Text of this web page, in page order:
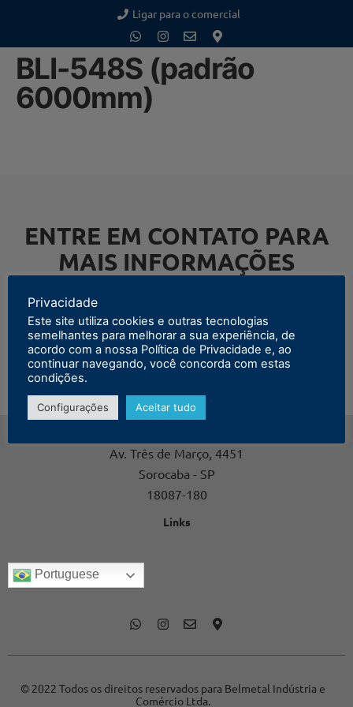
Ligar para o comercial
BLI-548S (padrão
6000mm)
ENTRE EM CONTATO PARA
MAIS INFORMAÇÕES
ENTRAR EM CONTATO
Av. Três de Março, 4451
Sorocaba - SP
18087-180
Links
Portuguese
© 2022 Todos os direitos reservados para Belmetal Indústria e
Comércio Ltda.
Privacidade
Este site utiliza cookies e outras tecnologias
semelhantes para melhorar a sua experiência, de
acordo com a nossa Política de Privacidade e, ao
continuar navegando, você concorda com estas
condições.
Configurações Aceitar tudo